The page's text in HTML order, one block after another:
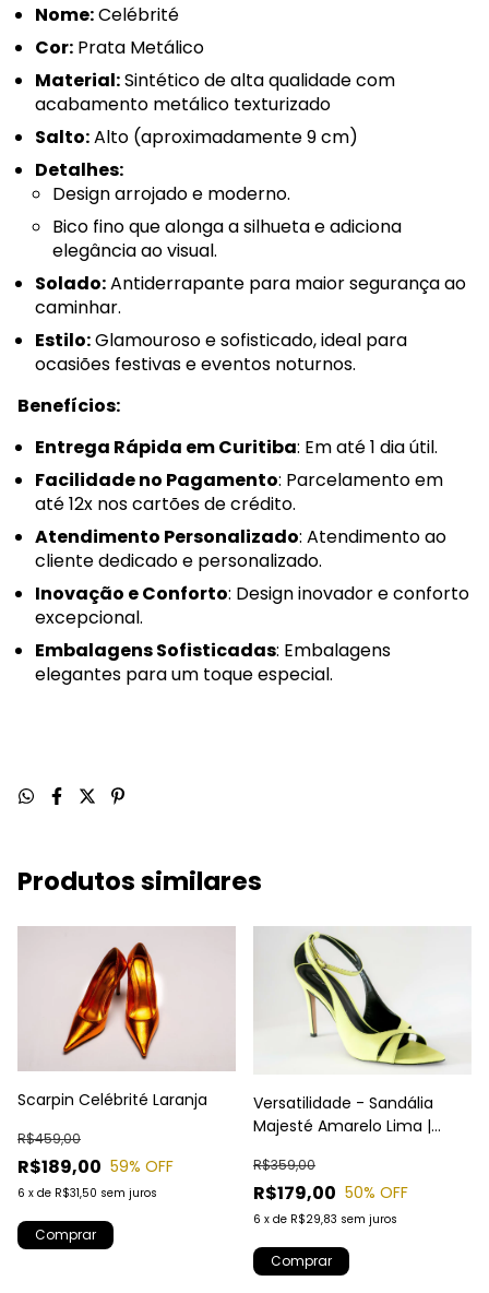
Nome:Celébrité
Cor: Prata Metálico
Material:Sintético de alta qualidade com
acabamento metálico texturizado
Salto:Alto (aproximadamente 9 cm)
Detalhes:
Design arrojado e moderno.
Bico fino que alonga a silhueta e adiciona
elegância ao visual.
Solado:Antiderrapante para maior segurança ao
caminhar.
Estilo:Glamouroso e sofisticado, ideal para
ocasiões festivas e eventos noturnos.
Benefícios:
Entrega Rápida em Curitiba: Em até 1 dia útil.
Facilidade no Pagamento: Parcelamento em
até 12x nos cartões de crédito.
Atendimento Personalizado: Atendimento ao
cliente dedicado e personalizado.
Inovação e Conforto: Design inovador e conforto
excepcional.
Embalagens Sofisticadas: Embalagens
elegantes para um toque especial.
Produtos similares
Scarpin Celébrité Laranja
R$189,00
R$459,00
59% OFF
6 x de R$31,50 sem juros
Comprar
Versatilidade - Sandália
Majesté Amarelo Lima |
Atemporal Laura Almeida
R$179,00
R$359,00
50% OFF
6 x de R$29,83 sem juros
Comprar